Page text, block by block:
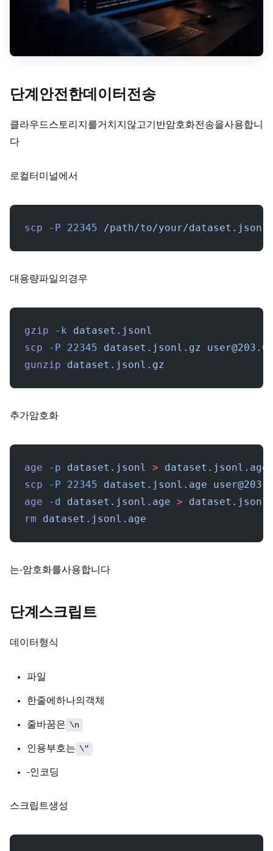
단계 3: 안전한 데이터 전송
클라우드 스토리지를 거치지 않고, SSH 기반 암호화 전송을 사용합니
다.
로컬 터미널에서:
scp -P 22345 /path/to/your/dataset.jsonl
대용량 파일의 경우:
gzip -k dataset.jsonl
scp -P 22345 dataset.jsonl.gz
gunzip dataset.jsonl.gz
추가 암호화:
age -p dataset.jsonl > dataset.jsonl.age
scp -P 22345 dataset.jsonl.age
age -d dataset.jsonl.age > dataset.jsonl
rm dataset.jsonl.age
SSH는 AES‑256 암호화를 사용합니다.
단계 4: Fine-Tuning 스크립트
데이터 형식:
JSONL 파일
한 줄에 하나의 JSON 객체
줄바꿈은 \n
인용부호는 \"
UTF‑8 인코딩
스크립트 생성: